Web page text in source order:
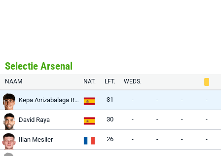
Selectie Arsenal
NAAM NAT. LFT. WEDS.
Kepa Arrizabalaga Revuelta 31 - - - -
David Raya 30 - - - -
Illan Meslier 26 - - - -